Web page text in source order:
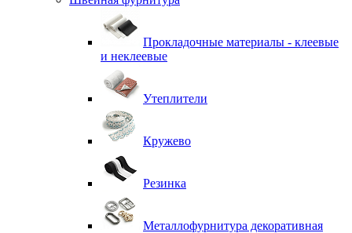
Прокладочные материалы - клеевые
и неклеевые
Утеплители
Кружево
Резинка
Металлофурнитура декоративная